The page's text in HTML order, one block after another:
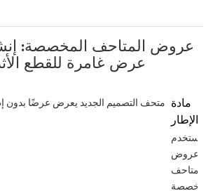
عروض المتاحف المخصصة:
عرض غامرة للقطع
مادة
الإطار
تستخدم
عروض
المتاحف
المخصصة